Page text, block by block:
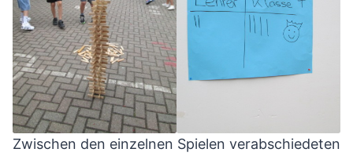
Zwischen den einzelnen Spielen verabschiedeten